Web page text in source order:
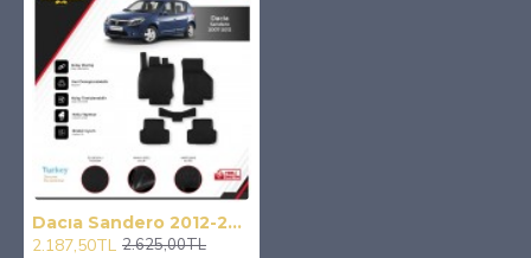
Dacıa Sandero 2012-2020 3D Havuzlu Paspas
2.187,50TL 2.625,00TL